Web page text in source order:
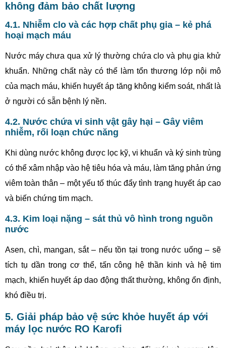
không đảm bảo chất lượng
4.1. Nhiễm clo và các hợp chất phụ gia – kẻ phá
hoại mạch máu
Nước máy chưa qua xử lý thường chứa clo và phụ gia khử
khuẩn. Những chất này có thể làm tổn thương lớp nội mô
của mạch máu, khiến huyết áp tăng không kiểm soát, nhất là
ở người có sẵn bệnh lý nền.
4.2. Nước chứa vi sinh vật gây hại – Gây viêm
nhiễm, rối loạn chức năng
Khi dùng nước không được lọc kỹ, vi khuẩn và ký sinh trùng
có thể xâm nhập vào hệ tiêu hóa và máu, làm tăng phản ứng
viêm toàn thân – một yếu tố thúc đẩy tình trạng huyết áp cao
và biến chứng tim mạch.
4.3. Kim loại nặng – sát thủ vô hình trong nguồn
nước
Asen, chì, mangan, sắt – nếu tồn tại trong nước uống – sẽ
tích tụ dần trong cơ thể, tấn công hệ thần kinh và hệ tim
mạch, khiến huyết áp dao động thất thường, không ổn định,
khó điều trị.
5. Giải pháp bảo vệ sức khỏe huyết áp với
máy lọc nước RO Karofi